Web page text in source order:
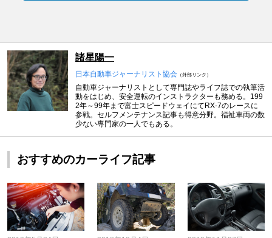
諸星陽一
日本自動車ジャーナリスト協会 （外部リンク）
自動車ジャーナリストとして専門誌やライフ誌での執筆活
動をはじめ、安全運転のインストラクターも務める。199
2年～99年まで富士スピードウェイにてRX-7のレースに
参戦。セルフメンテナンス記事も得意分野。福祉車両の数
少ない専門家の一人でもある。
おすすめのカーライフ記事